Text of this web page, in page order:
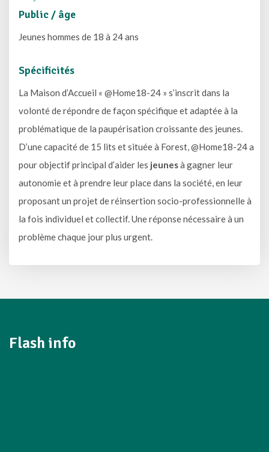
Public / âge
Jeunes hommes de 18 à 24 ans
Spécificités
La Maison d’Accueil « @Home18-24 » s’inscrit dans la
volonté de répondre de façon spécifique et adaptée à la
problématique de la paupérisation croissante des jeunes.
D’une capacité de 15 lits et située à Forest, @Home18-24 a
pour objectif principal d’aider les jeunesà gagner leur
autonomie et à prendre leur place dans la société, en leur
proposant un projet de réinsertion socio-professionnelle à
la fois individuel et collectif. Une réponse nécessaire à un
problème chaque jour plus urgent.
Flash info